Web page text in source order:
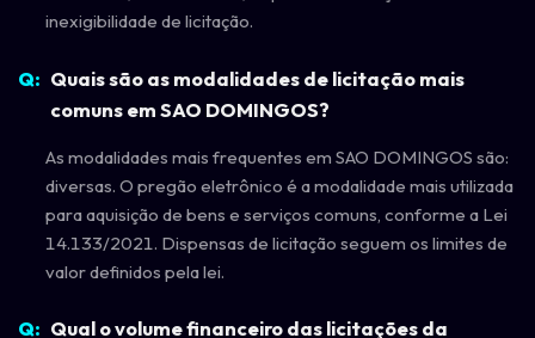
inexigibilidade de licitação.
Quais são as modalidades de licitação mais
comuns em SAO DOMINGOS?
As modalidades mais frequentes em SAO DOMINGOS são:
diversas. O pregão eletrônico é a modalidade mais utilizada
para aquisição de bens e serviços comuns, conforme a Lei
14.133/2021. Dispensas de licitação seguem os limites de
valor definidos pela lei.
Qual o volume financeiro das licitações da